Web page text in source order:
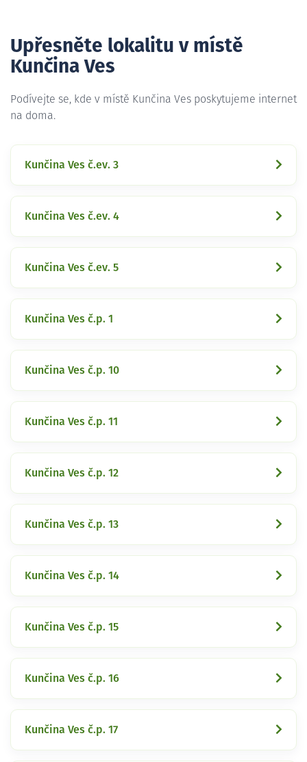
Upřesněte lokalitu v místě
Kunčina Ves
Podívejte se, kde v místě Kunčina Ves poskytujeme internet
na doma.
Kunčina Ves č.ev. 3
Kunčina Ves č.ev. 4
Kunčina Ves č.ev. 5
Kunčina Ves č.p. 1
Kunčina Ves č.p. 10
Kunčina Ves č.p. 11
Kunčina Ves č.p. 12
Kunčina Ves č.p. 13
Kunčina Ves č.p. 14
Kunčina Ves č.p. 15
Kunčina Ves č.p. 16
Kunčina Ves č.p. 17